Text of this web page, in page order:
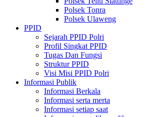
Polsek Tonra
Polsek Ulaweng
PPID
Sejarah PPID Polri
Profil Singkat PPID
Tugas Dan Fungsi
Struktur PPID
Visi Misi PPID Polri
Informasi Publik
Informasi Berkala
Informasi serta merta
Informasi setiap saat